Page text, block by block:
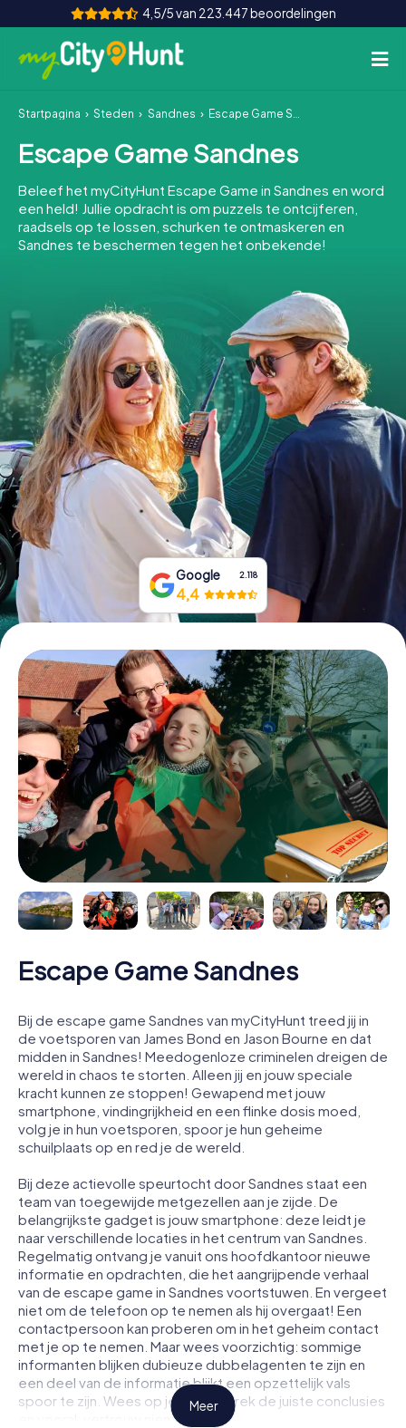
4,5/5 van 223.447 beoordelingen
Hoe het werkt
Steden
Tours
Teamevenement
INT AT CH
DE
ES
FR UK
IE
IT
NL
Boek tickets
Koop cadeaubonnen
Startpagina Steden Sandnes Escape Game Sandnes
Escape Game Sandnes
Beleef het myCityHunt Escape Game in Sandnes en word
een held! Jullie opdracht is om puzzels te ontcijferen,
raadsels op te lossen, schurken te ontmaskeren en
Sandnes te beschermen tegen het onbekende!
Google 2.118
4,4
Escape Game Sandnes
Bij de escape game Sandnes van myCityHunt treed jij in
de voetsporen van James Bond en Jason Bourne en dat
midden in Sandnes! Meedogenloze criminelen dreigen de
wereld in chaos te storten. Alleen jij en jouw speciale
kracht kunnen ze stoppen! Gewapend met jouw
smartphone, vindingrijkheid en een flinke dosis moed,
volg je in hun voetsporen, spoor je hun geheime
schuilplaats op en red je de wereld.
Bij deze actievolle speurtocht door Sandnes staat een
team van toegewijde metgezellen aan je zijde. De
belangrijkste gadget is jouw smartphone: deze leidt je
naar verschillende locaties in het centrum van Sandnes.
Regelmatig ontvang je vanuit ons hoofdkantoor nieuwe
informatie en opdrachten, die het aangrijpende verhaal
van de escape game in Sandnes voortstuwen. En vergeet
niet om de telefoon op te nemen als hij overgaat! Een
contactpersoon kan proberen om in het geheim contact
met je op te nemen. Maar wees voorzichtig: sommige
informanten blijken dubieuze dubbelagenten te zijn en
een deel van de informatie blijkt een opzettelijk vals
spoor te zijn. Wees op je hoede, trek de juiste conclusies
en vooral: vertrouw niemand!
Meer